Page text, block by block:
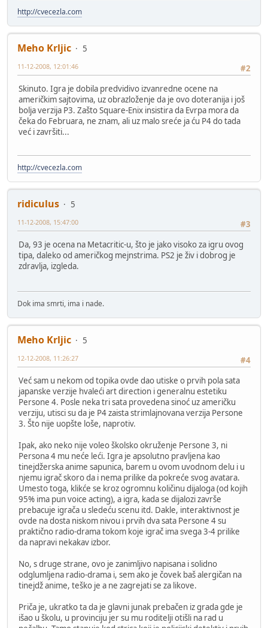
http://cvecezla.com
Meho Krljic
5
#2
11-12-2008, 12:01:46
Skinuto. Igra je dobila predvidivo izvanredne ocene na
američkim sajtovima, uz obrazloženje da je ovo doteranija i još
bolja verzija P3. Zašto Square-Enix insistira da Evrpa mora da
čeka do Februara, ne znam, ali uz malo sreće ja ću P4 do tada
već i završiti...
http://cvecezla.com
ridiculus
5
#3
11-12-2008, 15:47:00
Da, 93 je ocena na Metacritic-u, što je jako visoko za igru ovog
tipa, daleko od američkog mejnstrima. PS2 je živ i dobrog je
zdravlja, izgleda.
Dok ima smrti, ima i nade.
Meho Krljic
5
#4
12-12-2008, 11:26:27
Već sam u nekom od topika ovde dao utiske o prvih pola sata
japanske verzije hvaleći art direction i generalnu estetiku
Persone 4. Posle neka tri sata provedena sinoć uz američku
verziju, utisci su da je P4 zaista strimlajnovana verzija Persone
3. Što nije uopšte loše, naprotiv.
Ipak, ako neko nije voleo školsko okruženje Persone 3, ni
Persona 4 mu neće leći. Igra je apsolutno pravljena kao
tinejdžerska anime sapunica, barem u ovom uvodnom delu i u
njemu igrač skoro da i nema prilike da pokreće svog avatara.
Umesto toga, klikće se kroz ogromnu količinu dijaloga (od kojih
95% ima pun voice acting), a igra, kada se dijalozi završe
prebacuje igrača u sledeću scenu itd. Dakle, interaktivnost je
ovde na dosta niskom nivou i prvih dva sata Persone 4 su
praktično radio-drama tokom koje igrač ima svega 3-4 prilike
da napravi nekakav izbor.
No, s druge strane, ovo je zanimljivo napisana i solidno
odglumljena radio-drama i, sem ako je čovek baš alergičan na
tinejdž anime, teško je a ne zagrejati se za likove.
Priča je, ukratko ta da je glavni junak prebačen iz grada gde je
išao u školu, u provinciju jer su mu roditelji otišli na rad u